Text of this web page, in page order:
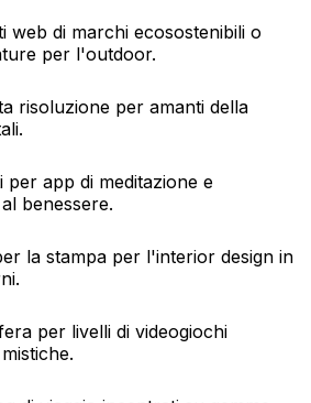
web di marchi ecosostenibili o
per l'outdoor.
risoluzione per amanti della
per app di meditazione e
benessere.
la stampa per l'interior design in
per livelli di videogiochi